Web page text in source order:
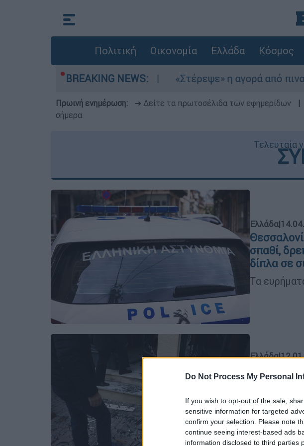
Do Not Process My Personal
If you wish to opt-out of the sale,
sensitive information for targeted
confirm your selection. Please note
continue seeing interest-based ads
information disclosed to third parties
Πολιτική Οικονομία Ελλάδα Κόσμος
BREAKING NEWS:
στο Αιγαίο «Στέρεψε» η αγορά από πινακίδες
Πρωινή ενημέρωση: ➔ Δείτε τα πρωτοσέλιδα των εφημερίδων
σήμερα
Τελευταία
Ελλάδα|
σπαθί,
δίπλα σε
Τα
Ελλάδα|
ισχυρής
του
Σοβαρές
σπίτια και